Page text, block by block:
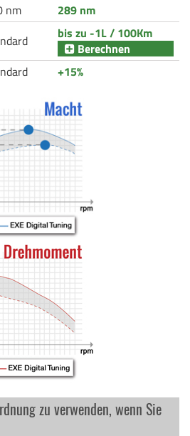
nm
289 nm
bis zu -1L / 100Km
Berechnen
+15%
zu verwenden, wenn Sie